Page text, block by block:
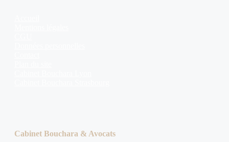
Cabinet Bouchara & Avocats